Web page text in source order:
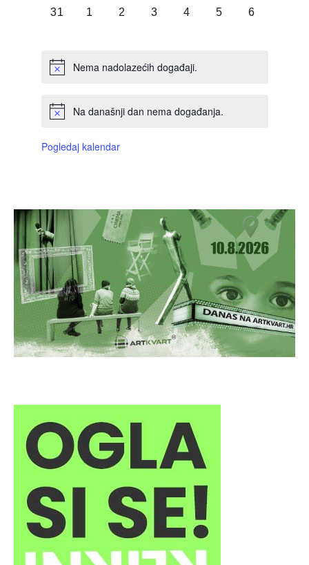
0
31
0
1
0
2
0
3
0
4
0
5
0
6
Nema nadolazećih događaji.
Na današnji dan nema događanja.
Pogledaj kalendar